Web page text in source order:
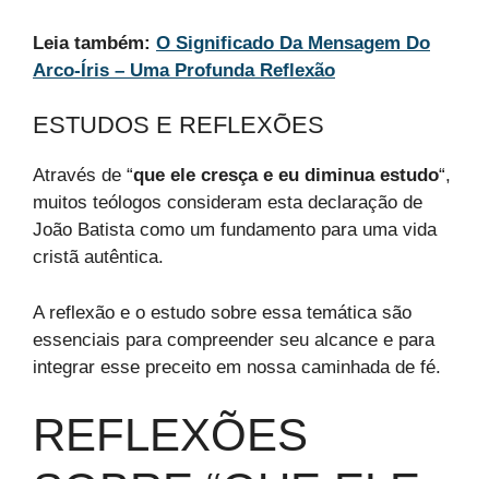
Leia também: O Significado Da Mensagem Do
Arco-Íris – Uma Profunda Reflexão
ESTUDOS E REFLEXÕES
Através de “que ele cresça e eu diminua estudo“,
muitos teólogos consideram esta declaração de
João Batista como um fundamento para uma vida
cristã autêntica.
A reflexão e o estudo sobre essa temática são
essenciais para compreender seu alcance e para
integrar esse preceito em nossa caminhada de fé.
REFLEXÕES